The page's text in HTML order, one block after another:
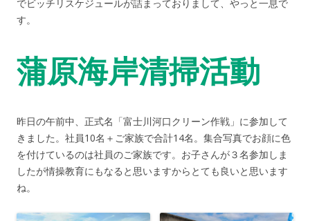
でビッチリスケジュールが詰まっておりまして、やっと一息で
す。
蒲原海岸清掃活動
昨日の午前中、正式名「富士川河口クリーン作戦」に参加して
きました。社員10名＋ご家族で合計14名。集合写真でお顔に色
を付けているのは社員のご家族です。お子さんが３名参加しま
したが情操教育にもなると思いますからとても良いと思います
ね。